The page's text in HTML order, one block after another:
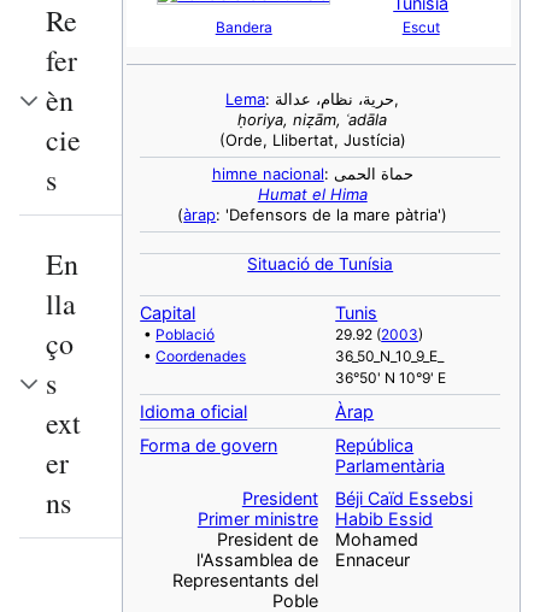
Bandera Escut
Lema
: حرية، نظام، عدالة,
ḥoriya, niẓām, ʿadāla
(Orde, Llibertat, Justícia)
himne nacional
: حماة الحمى
Humat el Hima
(àrap: 'Defensors de la mare pàtria')
Situació de Tunísia
Capital
• Població
•Coordenades
Tunis
29.92 (2003)
36_50_N_10_9_E_
36°50' N 10°9' E
Idioma oficial
Àrap
Forma de govern
República
Parlamentària
President
Primer ministre
President de
l'Assamblea de
Representants del
Poble
Béji Caïd Essebsi
Habib Essid
Mohamed
Ennaceur
Re
fer
èn
cie
s
En
lla
ço
s
ext
er
ns